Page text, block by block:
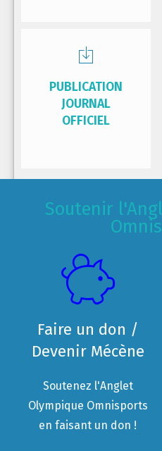
PUBLICATION
JOURNAL
OFFICIEL
Soutenir
Faire un don /
Devenir Mécène
Soutenez l'Anglet
Olympique Omnisports
en faisant un don !